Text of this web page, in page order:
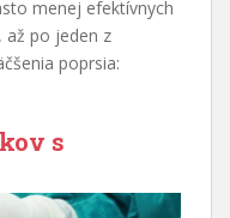
menej efektívnych
až po jeden z
poprsia:
s